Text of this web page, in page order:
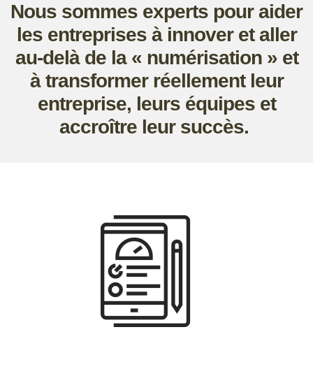
Nous sommes experts pour aider
les entreprises à innover et aller
au-delà de la « numérisation » et
à transformer réellement leur
entreprise, leurs équipes et
accroître leur succès.